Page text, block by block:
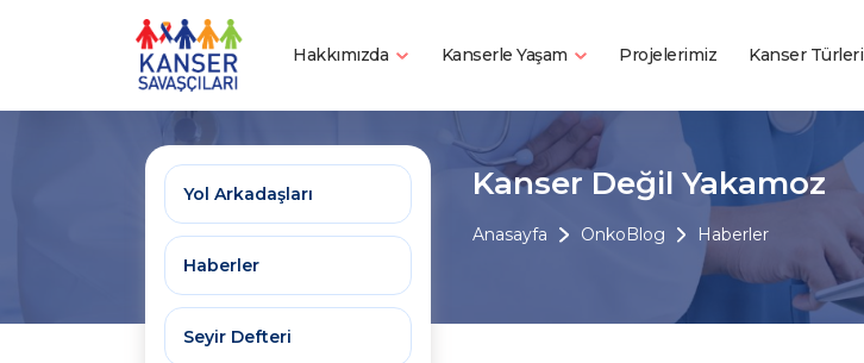
Hakkımızda Kanserle Yaşam Projelerimiz Kanser Türleri
Kanser Değil Yakamoz
Anasayfa OnkoBlog Haberler
Yol Arkadaşları
Haberler
Seyir Defteri